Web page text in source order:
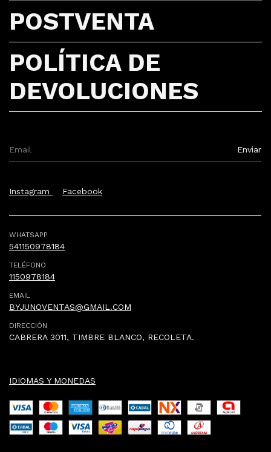
POSTVENTA
POLÍTICA DE
DEVOLUCIONES
Instagram Facebook
WHATSAPP
541150978184
TELÉFONO
1150978184
EMAIL
BYJUNOVENTAS@GMAIL.COM
DIRECCIÓN
CABRERA 3011, TIMBRE BLANCO, RECOLETA.
IDIOMAS Y MONEDAS